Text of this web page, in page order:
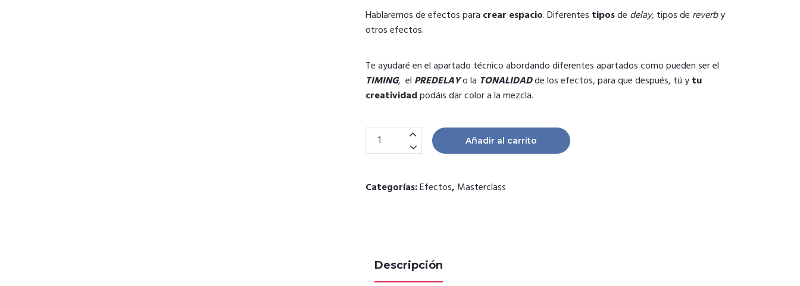
Hablaremos de efectos para crear espacio. Diferentes tiposde delay,tipos de reverby
otros efectos.
Te ayudaré en el apartado técnico abordando diferentes apartados como pueden ser el
TIMING, el PREDELAYo la TONALIDADde los efectos, para que después, tú ytu
creatividadpodáis dar color a la mezcla.
REVERB, DELAY y otros EFECTOS | Masterclass cantidad
Añadir al carrito
Categorías:Efectos, Masterclass
Descripción